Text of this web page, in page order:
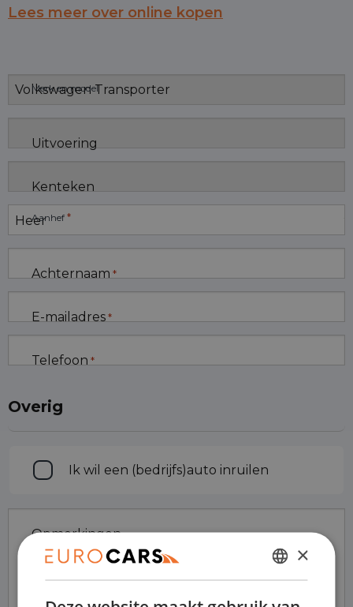
Lees meer over online kopen
Merk en model
Uitvoering
Kenteken
Aanhef *
Achternaam *
E-mailadres *
Telefoon *
Overig
Ik wil een (bedrijfs)auto inruilen
Opmerkingen
DUTCH
×